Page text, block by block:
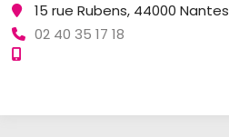
15 rue Rubens, 44000 Nantes
02 40 35 17 18